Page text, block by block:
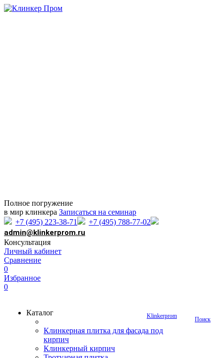
Полное погружение
в мир клинкера Записаться на семинар
+7 (495) 223-38-71
+7 (495) 788-77-02
admin@klinkerprom.ru
Консультация
Личный кабинет
Сравнение
0
Избранное
0
Поиск
Klinkerprom
Каталог
Клинкерная плитка для фасада под
кирпич
Клинкерный кирпич